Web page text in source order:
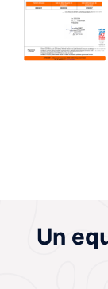
Un